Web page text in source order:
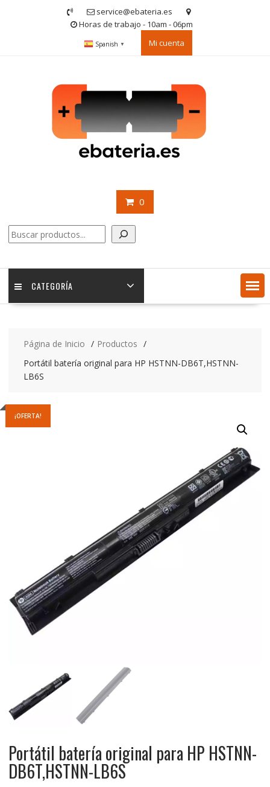
service@ebateria.es
Horas de trabajo - 10am - 06pm
Spanish ▼ Mi cuenta
0
Buscar
CATEGORÍA
Página de Inicio
Productos
Portátil batería original para HP HSTNN-DB6T,HSTNN-
LB6S
¡OFERTA!
Portátil batería original para HP HSTNN-
DB6T,HSTNN-LB6S